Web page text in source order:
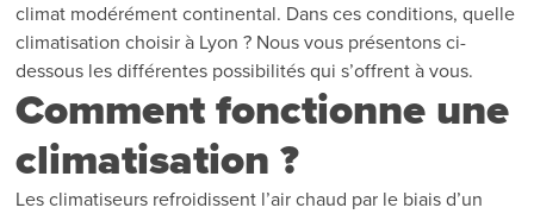
climat modérément continental. Dans ces conditions, quelle
climatisation choisir à Lyon ? Nous vous présentons ci-
dessous les différentes possibilités qui s’offrent à vous.
Comment fonctionne une
climatisation ?
Les climatiseurs refroidissent l’air chaud par le biais d’un